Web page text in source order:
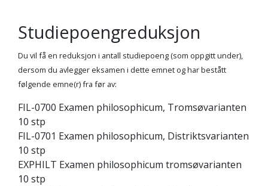
Studiepoengreduksjon
Du vil få en reduksjon i antall studiepoeng (som oppgitt under),
dersom du avlegger eksamen i dette emnet og har bestått
følgende emne(r) fra før av:
FIL-0700 Examen philosophicum, Tromsøvarianten
10 stp
FIL-0701 Examen philosophicum, Distriktsvarianten
10 stp
EXPHILT Examen philosophicum tromsøvarianten
10 stp